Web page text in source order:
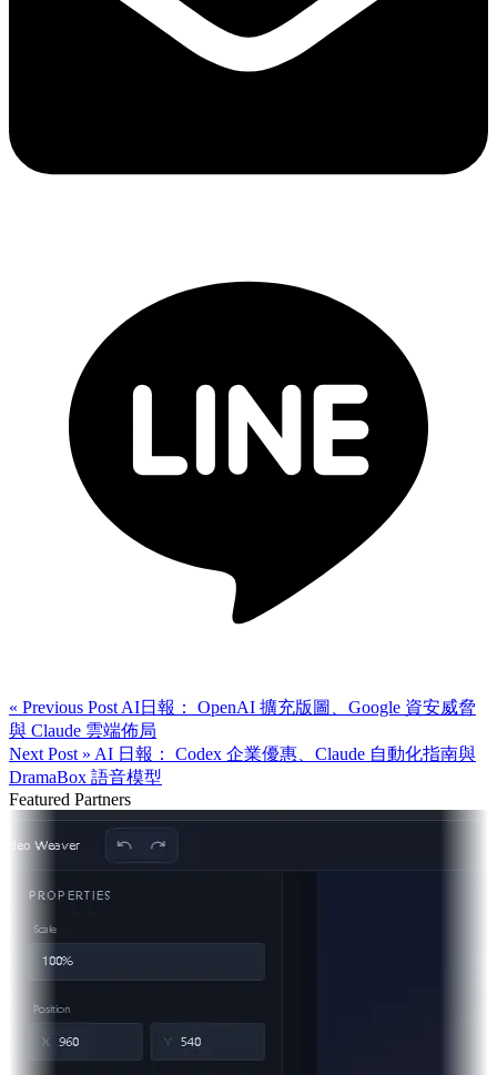
« Previous Post AI日報： OpenAI 擴充版圖、Google 資安威脅
與 Claude 雲端佈局
Next Post » AI 日報： Codex 企業優惠、Claude 自動化指南與
DramaBox 語音模型
Featured Partners